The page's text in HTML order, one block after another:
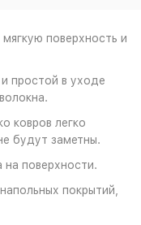
поверхность и
простой в уходе
ковров легко
будут заметны.
на поверхности.
покрытий,